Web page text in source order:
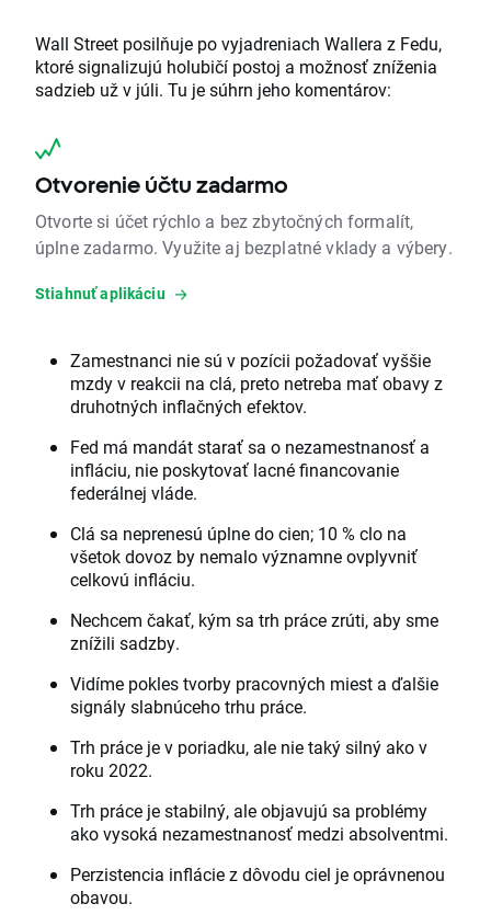
Wall Street posilňuje po vyjadreniach Wallera z Fedu,
ktoré signalizujú holubičí postoj a možnosť zníženia
sadzieb už v júli. Tu je súhrn jeho komentárov:
Otvorenie účtu zadarmo
Otvorte si účet rýchlo a bez zbytočných formalít,
úplne zadarmo. Využite aj bezplatné vklady a výbery.
Stiahnuť aplikáciu
Zamestnanci nie sú v pozícii požadovať vyššie
mzdy v reakcii na clá, preto netreba mať obavy z
druhotných inflačných efektov.
Fed má mandát starať sa o nezamestnanosť a
infláciu, nie poskytovať lacné financovanie
federálnej vláde.
Clá sa neprenesú úplne do cien; 10 % clo na
všetok dovoz by nemalo významne ovplyvniť
celkovú infláciu.
Nechcem čakať, kým sa trh práce zrúti, aby sme
znížili sadzby.
Vidíme pokles tvorby pracovných miest a ďalšie
signály slabnúceho trhu práce.
Trh práce je v poriadku, ale nie taký silný ako v
roku 2022.
Trh práce je stabilný, ale objavujú sa problémy
ako vysoká nezamestnanosť medzi absolventmi.
Perzistencia inflácie z dôvodu ciel je oprávnenou
obavou.